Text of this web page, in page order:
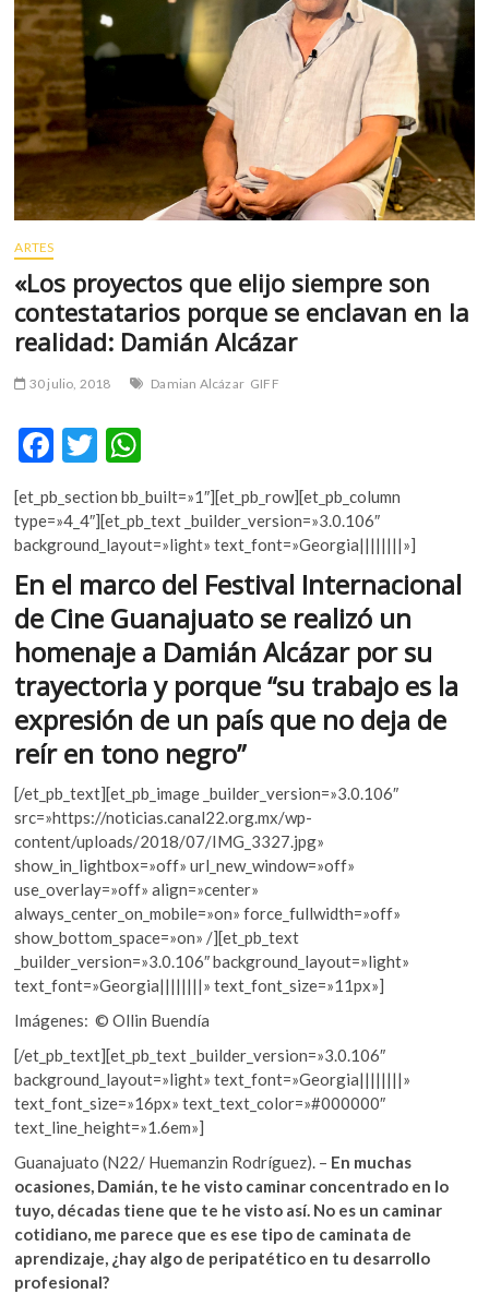
r
s
k
ARTES
«Los proyectos que elijo siempre son
contestatarios porque se enclavan en la
realidad: Damián Alcázar
30 julio, 2018 Damian Alcázar GIFF
F
e
b
o
o
k
T
w
itt
er
h
at
s
A
p
p
[et_pb_section bb_built=»1″][et_pb_row][et_pb_column
type=»4_4″][et_pb_text _builder_version=»3.0.106″
background_layout=»light» text_font=»Georgia||||||||»]
En el marco del Festival Internacional
de Cine Guanajuato se realizó un
homenaje a Damián Alcázar por su
trayectoria y porque “su trabajo es la
expresión de un país que no deja de
reír en tono negro”
[/et_pb_text][et_pb_image _builder_version=»3.0.106″
src=»https://noticias.canal22.org.mx/wp-
content/uploads/2018/07/IMG_3327.jpg»
show_in_lightbox=»off» url_new_window=»off»
use_overlay=»off» align=»center»
always_center_on_mobile=»on» force_fullwidth=»off»
show_bottom_space=»on» /][et_pb_text
_builder_version=»3.0.106″ background_layout=»light»
text_font=»Georgia||||||||» text_font_size=»11px»]
Imágenes: © Ollin Buendía
[/et_pb_text][et_pb_text _builder_version=»3.0.106″
background_layout=»light» text_font=»Georgia||||||||»
text_font_size=»16px» text_text_color=»#000000″
text_line_height=»1.6em»]
Guanajuato (N22/ Huemanzin Rodríguez). – En muchas
ocasiones, Damián, te he visto caminar concentrado en lo
tuyo, décadas tiene que te he visto así. No es un caminar
cotidiano, me parece que es ese tipo de caminata de
aprendizaje, ¿hay algo de peripatético en tu desarrollo
profesional?